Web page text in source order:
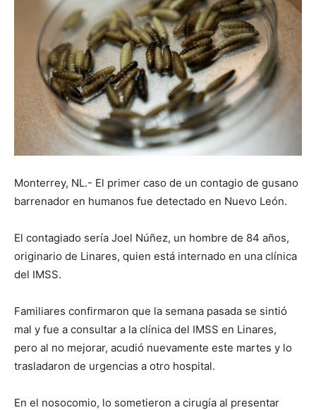
Monterrey, NL.- El primer caso de un contagio de gusano
barrenador en humanos fue detectado en Nuevo León.
El contagiado sería Joel Núñez, un hombre de 84 años,
originario de Linares, quien está internado en una clínica
del IMSS.
Familiares confirmaron que la semana pasada se sintió
mal y fue a consultar a la clínica del IMSS en Linares,
pero al no mejorar, acudió nuevamente este martes y lo
trasladaron de urgencias a otro hospital.
En el nosocomio, lo sometieron a cirugía al presentar